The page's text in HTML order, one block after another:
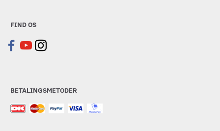
FIND OS
BETALINGSMETODER